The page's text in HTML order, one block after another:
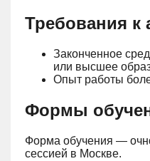
Требования к
Законченное
или высшее
Опыт работы
Формы
Форма обучения —
сессией в Москве.